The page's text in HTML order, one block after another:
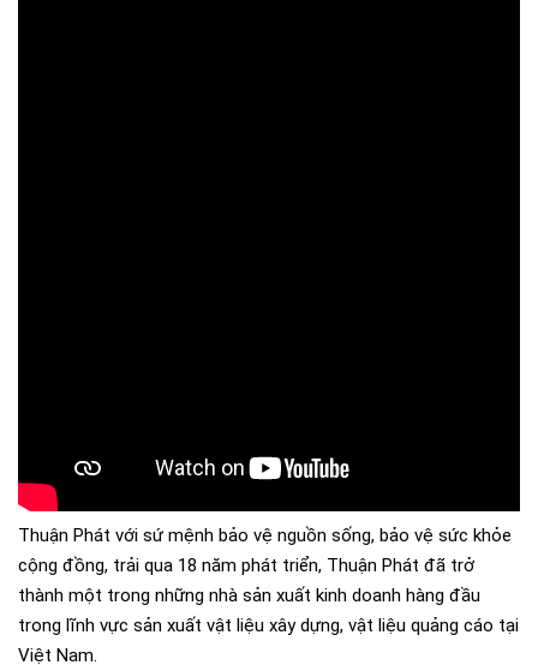
Thuận Phát với sứ mệnh bảo vệ nguồn sống, bảo vệ sức khỏe
cộng đồng, trải qua 18 năm phát triển, Thuận Phát đã trở
thành một trong những nhà sản xuất kinh doanh hàng đầu
trong lĩnh vực sản xuất vật liệu xây dựng, vật liệu quảng cáo tại
Việt Nam.